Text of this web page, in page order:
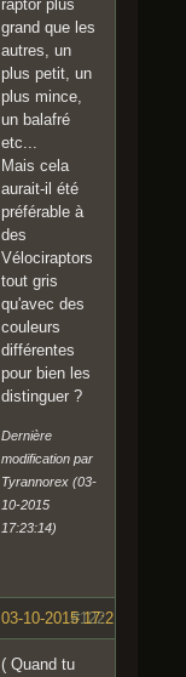
raptor plus
grand que les
autres, un
plus petit, un
plus mince,
un balafré
etc...
Mais cela
aurait-il été
préférable à
des
Vélociraptors
tout gris
qu'avec des
couleurs
différentes
pour bien les
distinguer ?
Dernière
modification par
Tyrannorex (03-
10-2015
17:23:14)
#122
03-10-2015 17:21:58
( Quand tu